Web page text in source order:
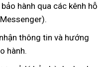
hành qua các kênh hỗ
thông tin và hướng
hành.